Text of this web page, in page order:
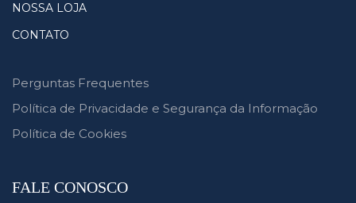
NOSSA LOJA
CONTATO
Perguntas Frequentes
Política de Privacidade e Segurança da Informação
Política de Cookies
FALE CONOSCO